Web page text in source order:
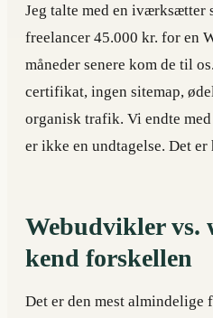
Jeg talte med en iværksætter
freelancer 45.000 kr. for en
måneder senere kom de til
certifikat, ingen sitemap,
organisk trafik. Vi endte
er ikke en undtagelse. Det er
Webudvikler vs.
kend forskellen
Det er den mest almindelige